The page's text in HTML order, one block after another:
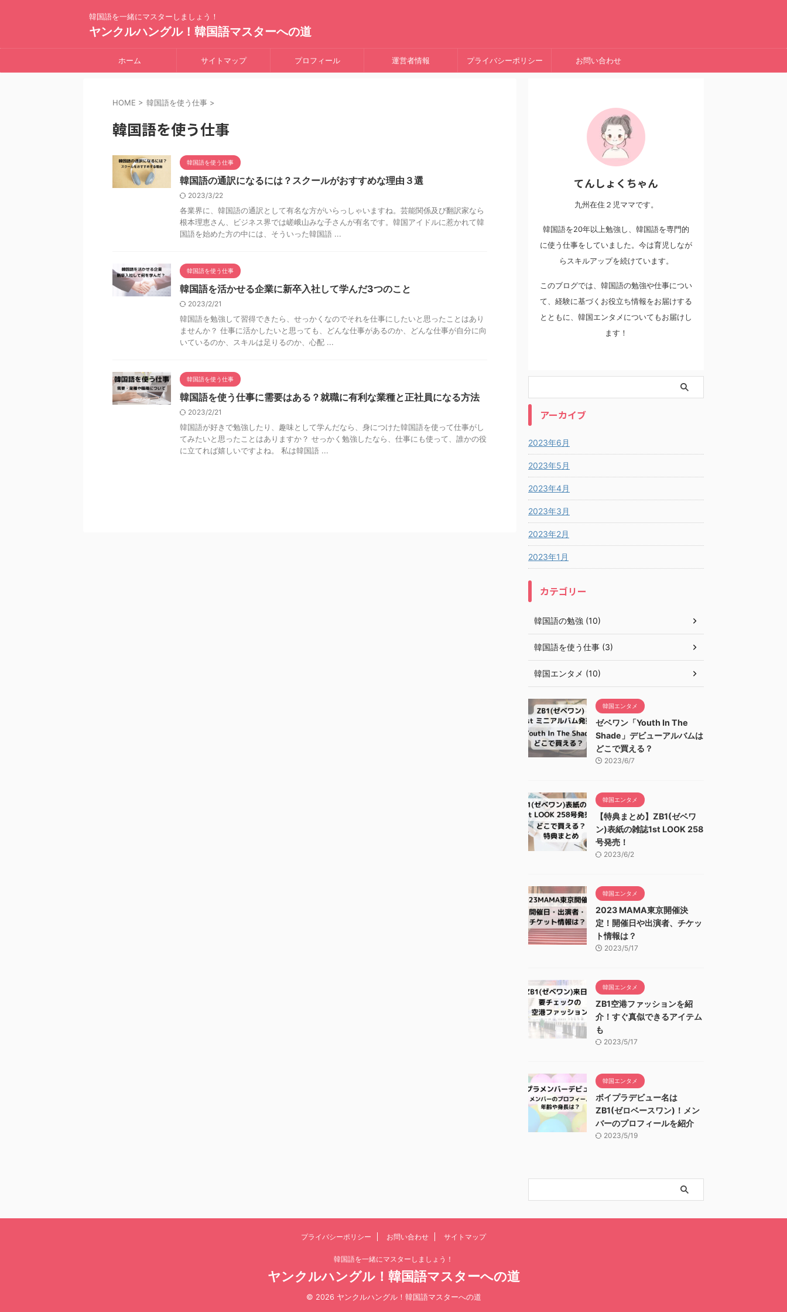
韓国語を一緒にマスターしましょう！
ヤンクルハングル！韓国語マスターへの道
ホーム サイトマップ プロフィール 運営者情報 プライバシーポリシー お問い合わせ
HOME > 韓国語を使う仕事 >
韓国語を使う仕事
韓国語を使う仕事
韓国語の通訳になるには？スクールがおすすめな理由３選
2023/3/22
各業界に、韓国語の通訳として有名な方がいらっしゃいますね。芸能関係及び翻訳家なら
根本理恵さん、ビジネス界では嵯峨山みな子さんが有名です。韓国アイドルに惹かれて韓
国語を始めた方の中には、そういった韓国語 ...
韓国語を使う仕事
韓国語を活かせる企業に新卒入社して学んだ3つのこと
2023/2/21
韓国語を勉強して習得できたら、せっかくなのでそれを仕事にしたいと思ったことはあり
ませんか？ 仕事に活かしたいと思っても、どんな仕事があるのか、どんな仕事が自分に向
いているのか、スキルは足りるのか、心配 ...
韓国語を使う仕事
韓国語を使う仕事に需要はある？就職に有利な業種と正社員になる方法
2023/2/21
韓国語が好きで勉強したり、趣味として学んだなら、身につけた韓国語を使って仕事がし
てみたいと思ったことはありますか？ せっかく勉強したなら、仕事にも使って、誰かの役
に立てれば嬉しいですよね。 私は韓国語 ...
てんしょくちゃん
九州在住２児ママです。
韓国語を20年以上勉強し、韓国語を専門的
に使う仕事をしていました。今は育児しなが
らスキルアップを続けています。
このブログでは、韓国語の勉強や仕事につい
て、経験に基づくお役立ち情報をお届けする
とともに、韓国エンタメについてもお届けし
ます！
アーカイブ
2023年6月
2023年5月
2023年4月
2023年3月
2023年2月
2023年1月
カテゴリー
韓国語の勉強 (10)
韓国語を使う仕事 (3)
韓国エンタメ (10)
韓国エンタメ
ゼベワン「Youth In The
Shade」デビューアルバムは
どこで買える？
2023/6/7
韓国エンタメ
【特典まとめ】ZB1(ゼベワ
ン)表紙の雑誌1st LOOK 258
号発売！
2023/6/2
韓国エンタメ
2023 MAMA東京開催決
定！開催日や出演者、チケッ
ト情報は？
2023/5/17
韓国エンタメ
ZB1空港ファッションを紹
介！すぐ真似できるアイテム
も
2023/5/17
韓国エンタメ
ボイプラデビュー名は
ZB1(ゼロベースワン)！メン
バーのプロフィールを紹介
2023/5/19
プライバシーポリシー お問い合わせ サイトマップ
韓国語を一緒にマスターしましょう！
ヤンクルハングル！韓国語マスターへの道
© 2026 ヤンクルハングル！韓国語マスターへの道